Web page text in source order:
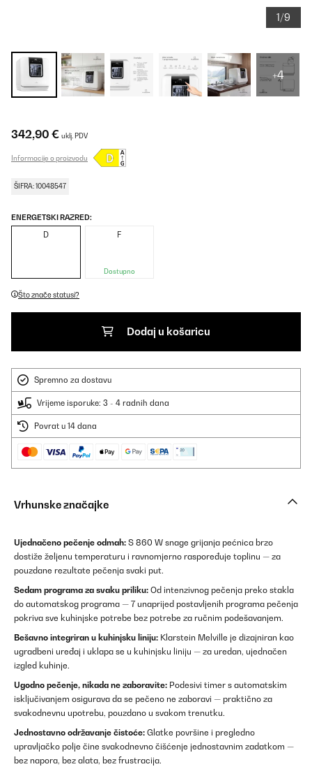
1/9
+4
342,90 € uklj. PDV
Informacije o proizvodu
ŠIFRA: 10048547
ENERGETSKI RAZRED:
D F
Dostupno
Što znače statusi?
Dodaj u košaricu
Spremno za dostavu
Vrijeme isporuke: 3 - 4 radnih dana
Povrat u 14 dana
Vrhunske značajke
Ujednačeno pečenje odmah: S 860 W snage grijanja pećnica brzo
dostiže željenu temperaturu i ravnomjerno raspoređuje toplinu — za
pouzdane rezultate pečenja svaki put.
Sedam programa za svaku priliku: Od intenzivnog pečenja preko stakla
do automatskog programa — 7 unaprijed postavljenih programa pečenja
pokriva sve kuhinjske potrebe bez potrebe za ručnim podešavanjem.
Bešavno integriran u kuhinjsku liniju: Klarstein Melville je dizajniran kao
ugradbeni uređaj i uklapa se u kuhinjsku liniju — za uredan, ujednačen
izgled kuhinje.
Ugodno pečenje, nikada ne zaboravite: Podesivi timer s automatskim
isključivanjem osigurava da se pečeno ne zaboravi — praktično za
svakodnevnu upotrebu, pouzdano u svakom trenutku.
Jednostavno održavanje čistoće: Glatke površine i pregledno
upravljačko polje čine svakodnevno čišćenje jednostavnim zadatkom —
bez napora, bez alata, bez frustracija.